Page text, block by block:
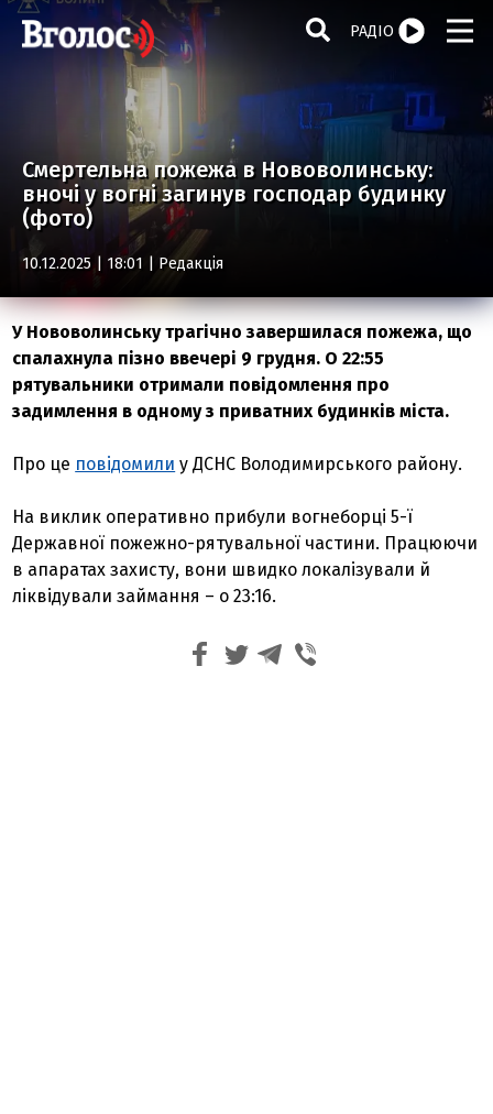
РАДІО
Смертельна пожежа в Нововолинську:
вночі у вогні загинув господар будинку
(фото)
10.12.2025 | 18:01 | Редакція
У Нововолинську трагічно завершилася пожежа, що
спалахнула пізно ввечері 9 грудня. О 22:55
рятувальники отримали повідомлення про
задимлення в одному з приватних будинків міста.
Про це повідомили у ДСНС Володимирського району.
На виклик оперативно прибули вогнеборці 5-ї
Державної пожежно-рятувальної частини. Працюючи
в апаратах захисту, вони швидко локалізували й
ліквідували займання – о 23:16.